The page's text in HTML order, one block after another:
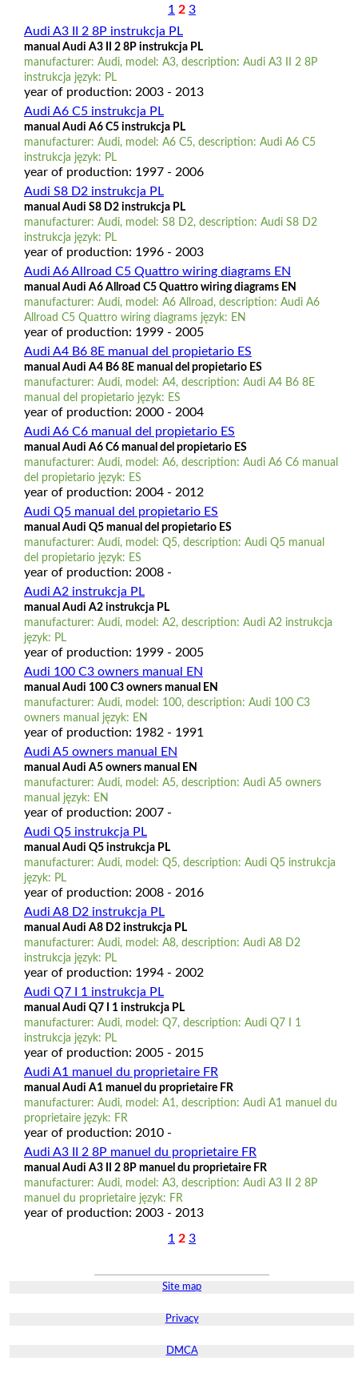
1 2 3
Audi A3 II 2 8P instrukcja PL
manual Audi A3 II 2 8P instrukcja PL
manufacturer: Audi, model: A3, description: Audi A3 II 2 8P
instrukcja język: PL
year of production: 2003 - 2013
Audi A6 C5 instrukcja PL
manual Audi A6 C5 instrukcja PL
manufacturer: Audi, model: A6 C5, description: Audi A6 C5
instrukcja język: PL
year of production: 1997 - 2006
Audi S8 D2 instrukcja PL
manual Audi S8 D2 instrukcja PL
manufacturer: Audi, model: S8 D2, description: Audi S8 D2
instrukcja język: PL
year of production: 1996 - 2003
Audi A6 Allroad C5 Quattro wiring diagrams EN
manual Audi A6 Allroad C5 Quattro wiring diagrams EN
manufacturer: Audi, model: A6 Allroad, description: Audi A6
Allroad C5 Quattro wiring diagrams język: EN
year of production: 1999 - 2005
Audi A4 B6 8E manual del propietario ES
manual Audi A4 B6 8E manual del propietario ES
manufacturer: Audi, model: A4, description: Audi A4 B6 8E
manual del propietario język: ES
year of production: 2000 - 2004
Audi A6 C6 manual del propietario ES
manual Audi A6 C6 manual del propietario ES
manufacturer: Audi, model: A6, description: Audi A6 C6 manual
del propietario język: ES
year of production: 2004 - 2012
Audi Q5 manual del propietario ES
manual Audi Q5 manual del propietario ES
manufacturer: Audi, model: Q5, description: Audi Q5 manual
del propietario język: ES
year of production: 2008 -
Audi A2 instrukcja PL
manual Audi A2 instrukcja PL
manufacturer: Audi, model: A2, description: Audi A2 instrukcja
język: PL
year of production: 1999 - 2005
Audi 100 C3 owners manual EN
manual Audi 100 C3 owners manual EN
manufacturer: Audi, model: 100, description: Audi 100 C3
owners manual język: EN
year of production: 1982 - 1991
Audi A5 owners manual EN
manual Audi A5 owners manual EN
manufacturer: Audi, model: A5, description: Audi A5 owners
manual język: EN
year of production: 2007 -
Audi Q5 instrukcja PL
manual Audi Q5 instrukcja PL
manufacturer: Audi, model: Q5, description: Audi Q5 instrukcja
język: PL
year of production: 2008 - 2016
Audi A8 D2 instrukcja PL
manual Audi A8 D2 instrukcja PL
manufacturer: Audi, model: A8, description: Audi A8 D2
instrukcja język: PL
year of production: 1994 - 2002
Audi Q7 I 1 instrukcja PL
manual Audi Q7 I 1 instrukcja PL
manufacturer: Audi, model: Q7, description: Audi Q7 I 1
instrukcja język: PL
year of production: 2005 - 2015
Audi A1 manuel du proprietaire FR
manual Audi A1 manuel du proprietaire FR
manufacturer: Audi, model: A1, description: Audi A1 manuel du
proprietaire język: FR
year of production: 2010 -
Audi A3 II 2 8P manuel du proprietaire FR
manual Audi A3 II 2 8P manuel du proprietaire FR
manufacturer: Audi, model: A3, description: Audi A3 II 2 8P
manuel du proprietaire język: FR
year of production: 2003 - 2013
1 2 3
Site map
Privacy
DMCA